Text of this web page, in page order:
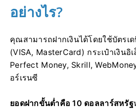
อย่างไร?
คุณสามารถฝากเงินได้โดยใช้บัตรเ
(VISA, MasterCard) กระเป๋าเงินอิ
Perfect Money, Skrill,
อร์เรนซี
ยอดฝากขั้นต่ำคือ 10 ดอลลาร์สหรัฐ